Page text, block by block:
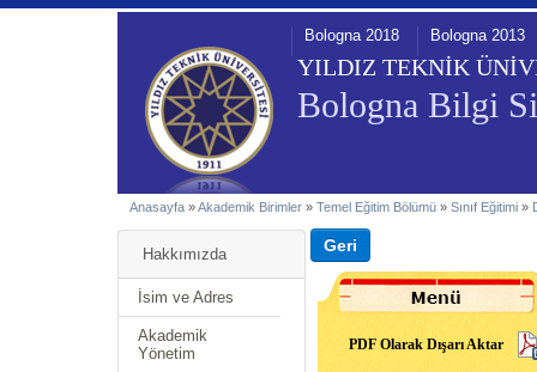
YILDIZ TEKNİK
Bologna Bilgi
Bologna 2018 Bologna 2013
Anasayfa »Akademik Birimler » Temel Eğitim Bölümü » Sınıf Eğitimi »
Hakkımızda
İsim ve Adres
Akademik
Yönetim
PDF Olarak Dışarı Aktar